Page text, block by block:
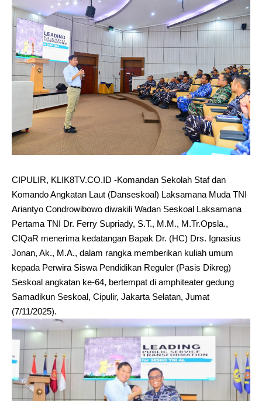
CIPULIR, KLIK8TV.CO.ID -Komandan Sekolah Staf dan
Komando Angkatan Laut (Danseskoal) Laksamana Muda TNI
Ariantyo Condrowibowo diwakili Wadan Seskoal Laksamana
Pertama TNI Dr. Ferry Supriady, S.T., M.M., M.Tr.Opsla.,
CIQaR menerima kedatangan Bapak Dr. (HC) Drs. Ignasius
Jonan, Ak., M.A., dalam rangka memberikan kuliah umum
kepada Perwira Siswa Pendidikan Reguler (Pasis Dikreg)
Seskoal angkatan ke-64, bertempat di amphiteater gedung
Samadikun Seskoal, Cipulir, Jakarta Selatan, Jumat
(7/11/2025).